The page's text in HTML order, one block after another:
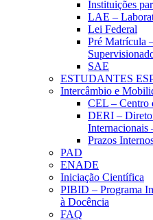
Instituições
LAE –
Lei Federal
Pré Matrícula
SAE
ESTUDANTES
Intercâmbio e
CEL – Centro
DERI –
Internacionais
Prazos
PAD
ENADE
Iniciação Científica
PIBID – Programa
à Docência
FAQ